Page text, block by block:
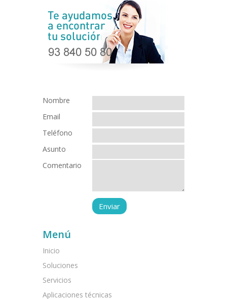
Nombre
Email
Teléfono
Asunto
Comentario
Menú
Inicio
Soluciones
Servicios
Aplicaciones técnicas